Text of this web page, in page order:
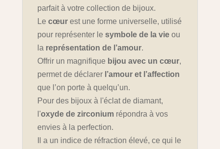
parfait à votre collection de bijoux.
Le cœurest une forme universelle, utilisé
pour représenter le symbole de la vieou
la représentation de l’amour.
Offrir un magnifique bijou avec un cœur,
permet de déclarer l’amour et l’affection
que l’on porte à quelqu’un.
Pour des bijoux à l'éclat de diamant,
l'oxyde de zirconiumrépondra à vos
envies à la perfection.
Il a un indice de réfraction élevé, ce qui le